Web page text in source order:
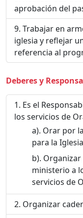
aprobación del
Trabajar en
iglesia y reflejar
referencia al
Deberes y
Es el
los servicios de
Orar por
para la
ministerio a
servicios de
Organizar